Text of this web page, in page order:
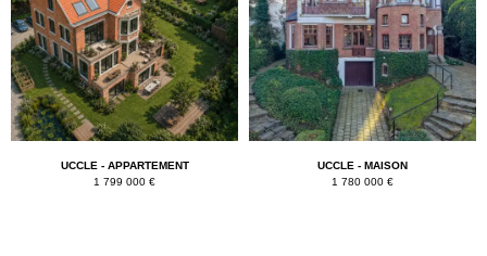
UCCLE - APPARTEMENT
1 799 000 €
UCCLE - MAISON
1 780 000 €